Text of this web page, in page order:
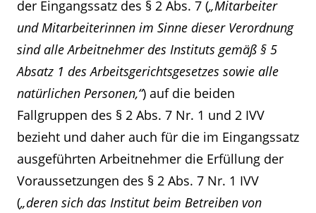
der Eingangssatz des § 2 Abs. 7 („Mitarbeiter
und Mitarbeiterinnen im Sinne dieser Verordnung
sind alle Arbeitnehmer des Instituts gemäß § 5
Absatz 1 des Arbeitsgerichtsgesetzes sowie alle
natürlichen Personen,“) auf die beiden
Fallgruppen des § 2 Abs. 7 Nr. 1 und 2 IVV
bezieht und daher auch für die im Eingangssatz
ausgeführten Arbeitnehmer die Erfüllung der
Voraussetzungen des § 2 Abs. 7 Nr. 1 IVV
(„deren sich das Institut beim Betreiben von